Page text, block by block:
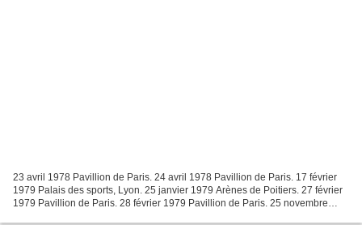
23 avril 1978 Pavillion de Paris. 24 avril 1978 Pavillion de Paris. 17 février
1979 Palais des sports, Lyon. 25 janvier 1979 Arènes de Poitiers. 27 février
1979 Pavillion de Paris. 28 février 1979 Pavillion de Paris. 25 novembre